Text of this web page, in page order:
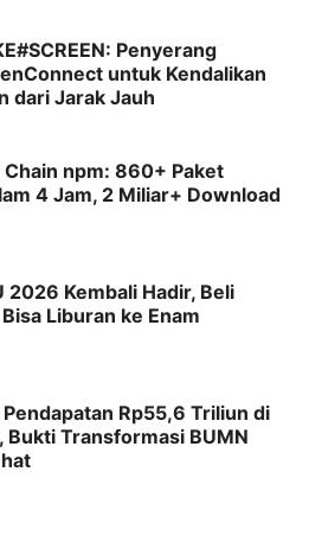
Penyerang
untuk Kendalikan
dari Jarak Jauh
Chain npm: 860+ Paket
4 Jam, 2 Miliar+ Download
2026 Kembali Hadir, Beli
Liburan ke Enam
Rp55,6 Triliun di
Transformasi BUMN